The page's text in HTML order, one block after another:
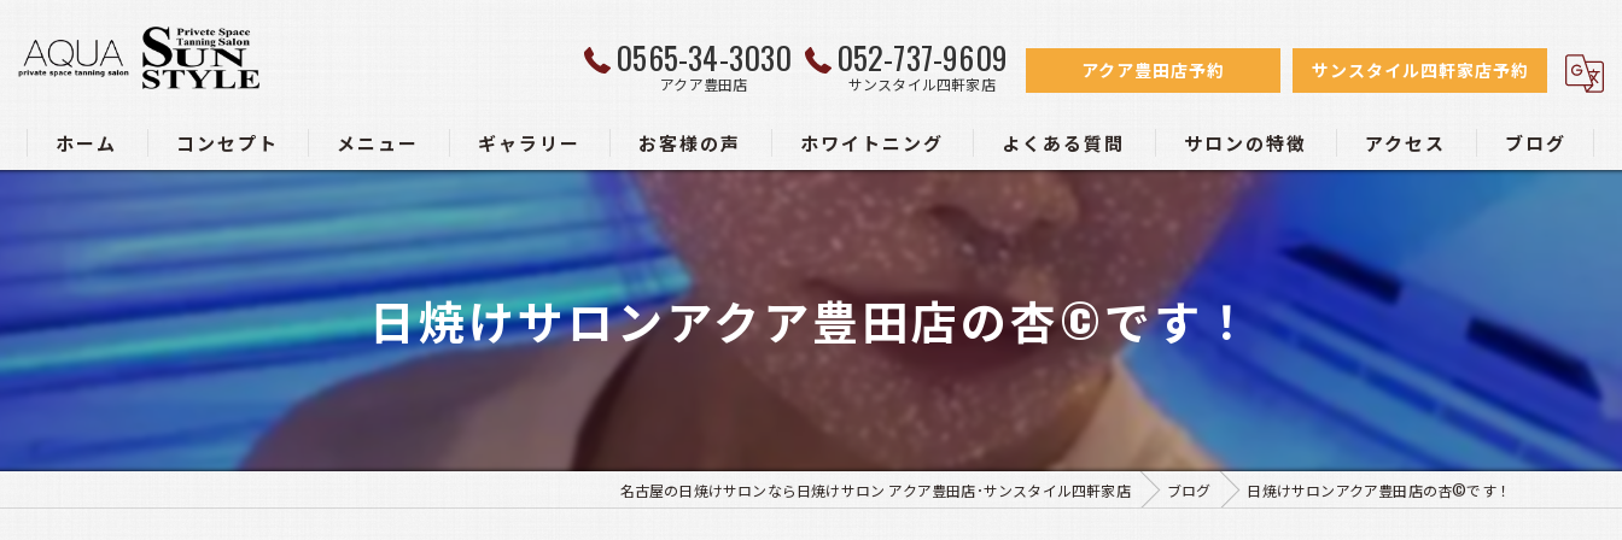
0565-34-3030
アクア豊田店
052-737-9609
サンスタイル四軒家店
アクア豊田店予約 サンスタイル四軒家店予約
ホーム コンセプト メニュー
アクア豊田店メニュー
サンスタイル四軒家店メニュー
ギャラリー お客様の声 ホワイトニング よくある質問 サロンの特徴
初心者
小麦色
リーズナブル
個室
アクセス
日焼けサロン サンスタイル四軒家店
ブログ
日焼けサロンアクア豊田店の杏©️です！
名古屋の日焼けサロンなら日焼けサロン アクア豊田店･サンスタイル四軒家店 ブログ 日焼けサロンアクア豊田店の杏©️です！